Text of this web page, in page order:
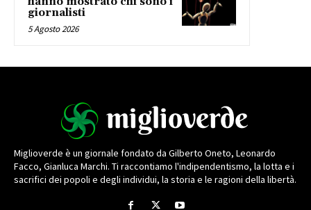
giornalisti
5 Agosto 2026
Miglioverde è un giornale fondato da Gilberto Oneto, Leonardo
Facco, Gianluca Marchi. Ti raccontiamo l'indipendentismo, la lotta e i
sacrifici dei popoli e degli individui, la storia e le ragioni della libertà.